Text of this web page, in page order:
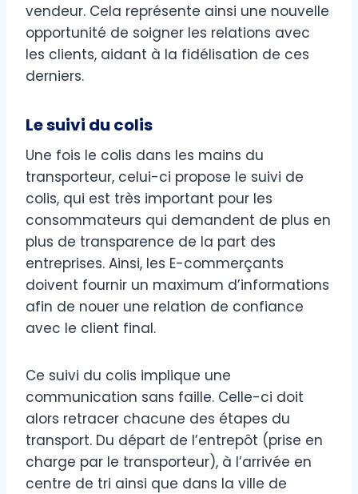
vendeur. Cela représente ainsi une nouvelle
opportunité de soigner les relations avec
les clients, aidant à la fidélisation de ces
derniers.
Le suivi du colis
Une fois le colis dans les mains du
transporteur, celui-ci propose le suivi de
colis, qui est très important pour les
consommateurs qui demandent de plus en
plus de transparence de la part des
entreprises. Ainsi, les E-commerçants
doivent fournir un maximum d’informations
afin de nouer une relation de confiance
avec le client final.
Ce suivi du colis implique une
communication sans faille. Celle-ci doit
alors retracer chacune des étapes du
transport. Du départ de l’entrepôt (prise en
charge par le transporteur), à l’arrivée en
centre de tri ainsi que dans la ville de